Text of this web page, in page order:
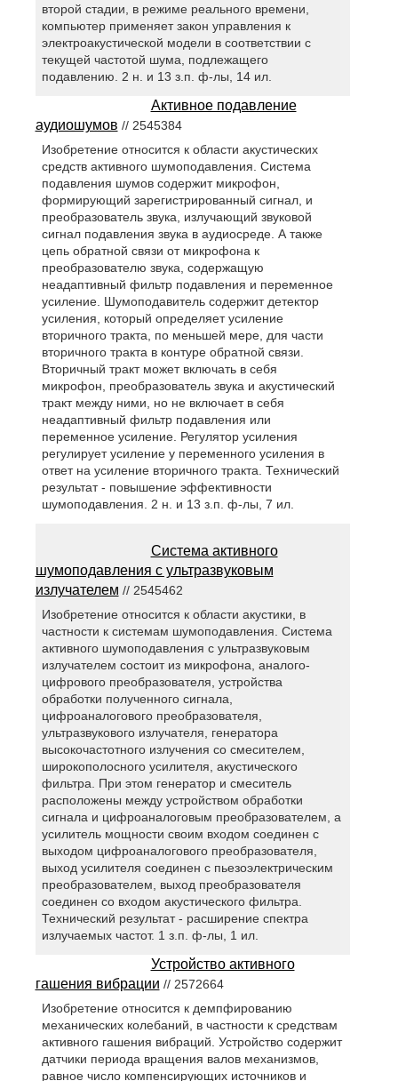
второй стадии, в режиме реального времени,
компьютер применяет закон управления к
электроакустической модели в соответствии с
текущей частотой шума, подлежащего
подавлению. 2 н. и 13 з.п. ф-лы, 14 ил.
Активное подавление
аудиошумов // 2545384
Изобретение относится к области акустических
средств активного шумоподавления. Система
подавления шумов содержит микрофон,
формирующий зарегистрированный сигнал, и
преобразователь звука, излучающий звуковой
сигнал подавления звука в аудиосреде. А также
цепь обратной связи от микрофона к
преобразователю звука, содержащую
неадаптивный фильтр подавления и переменное
усиление. Шумоподавитель содержит детектор
усиления, который определяет усиление
вторичного тракта, по меньшей мере, для части
вторичного тракта в контуре обратной связи.
Вторичный тракт может включать в себя
микрофон, преобразователь звука и акустический
тракт между ними, но не включает в себя
неадаптивный фильтр подавления или
переменное усиление. Регулятор усиления
регулирует усиление у переменного усиления в
ответ на усиление вторичного тракта. Технический
результат - повышение эффективности
шумоподавления. 2 н. и 13 з.п. ф-лы, 7 ил.
Система активного
шумоподавления с ультразвуковым
излучателем // 2545462
Изобретение относится к области акустики, в
частности к системам шумоподавления. Система
активного шумоподавления с ультразвуковым
излучателем состоит из микрофона, аналого-
цифрового преобразователя, устройства
обработки полученного сигнала,
цифроаналогового преобразователя,
ультразвукового излучателя, генератора
высокочастотного излучения со смесителем,
широкополосного усилителя, акустического
фильтра. При этом генератор и смеситель
расположены между устройством обработки
сигнала и цифроаналоговым преобразователем, а
усилитель мощности своим входом соединен с
выходом цифроаналогового преобразователя,
выход усилителя соединен с пьезоэлектрическим
преобразователем, выход преобразователя
соединен со входом акустического фильтра.
Технический результат - расширение спектра
излучаемых частот. 1 з.п. ф-лы, 1 ил.
Устройство активного
гашения вибрации // 2572664
Изобретение относится к демпфированию
механических колебаний, в частности к средствам
активного гашения вибраций. Устройство содержит
датчики периода вращения валов механизмов,
равное число компенсирующих источников и